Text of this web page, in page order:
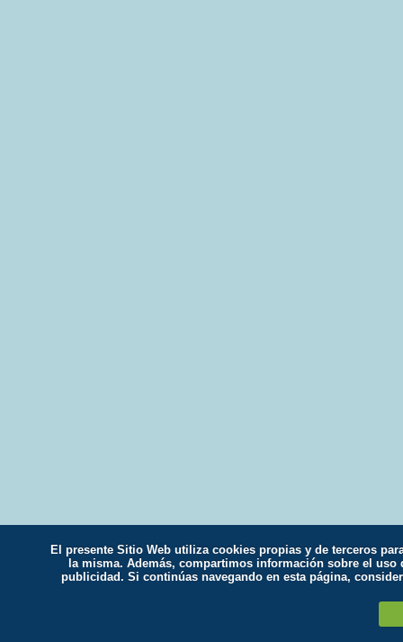
El presente Sitio Web utiliza cookies propias y de terceros
la misma. Además, compartimos información sobre el
publicidad. Si continúas navegando en esta página,